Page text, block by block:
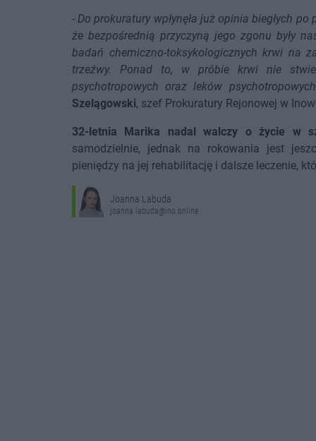
-Do prokuratury wpłynęła już opinia biegłych
że bezpośrednią przyczyną jego zgonu były
badań chemiczno-toksykologicznych krwi na
trzeźwy. Ponad to, w próbie krwi nie
psychotropowych oraz leków psychotropowych
Szelągowski, szef Prokuratury Rejonowej w
32-letnia Marika nadal walczy o życie w
samodzielnie, jednak na rokowania jest
pieniędzy na jej rehabilitację i dalsze leczenie,
Joanna Labuda
joanna.labuda@ino.online